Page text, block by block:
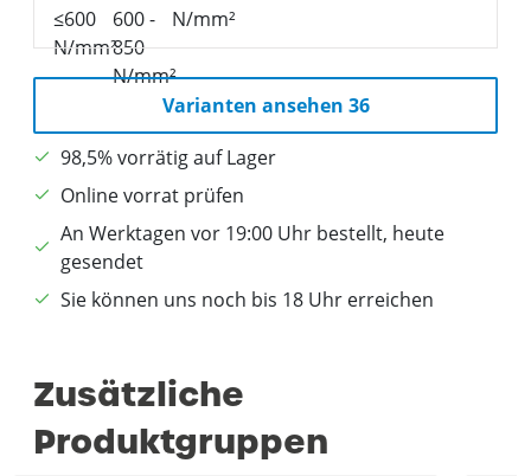
Varianten ansehen 36
98,5% vorrätig auf Lager
Online vorrat prüfen
An Werktagen vor 19:00 Uhr bestellt, heute
gesendet
Sie können uns noch bis 18 Uhr erreichen
Zusätzliche
Produktgruppen